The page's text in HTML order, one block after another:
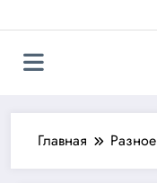
Главная Разное